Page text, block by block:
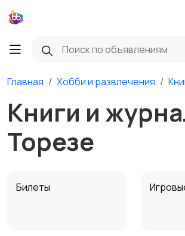
Главная Хобби и развлечения
Книги и
Торезе
Билеты